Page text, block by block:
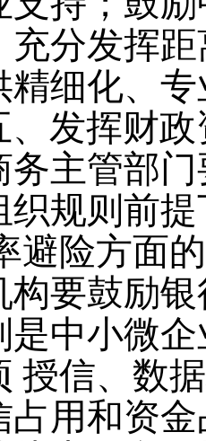
充分发挥
精细化、
发挥财政
务主管部
织规则前
避险方面
构要鼓励
是中小微
授信、数
占用和资